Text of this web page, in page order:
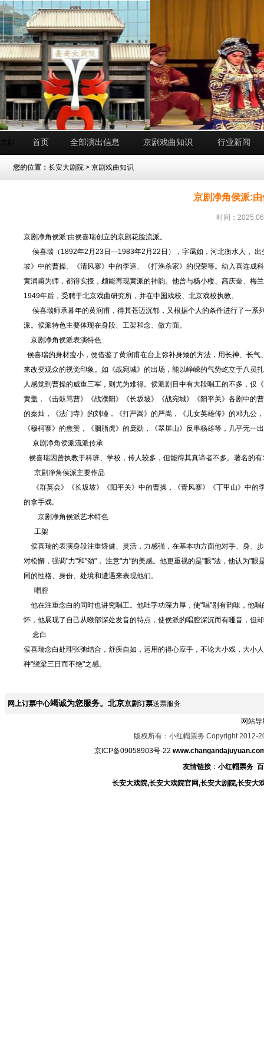
首页 全部演出信息 京剧戏曲知识 行业新闻
您的位置： 长安大剧院 > 京剧戏曲知识
京剧净角侯派:
时间：
京剧净角侯派:由侯喜瑞创立的京剧花脸流派。
侯喜瑞（1892年2月23日—1983年2月22日），字霭如，河北衡水人， 出
坡》中的曹操、《清风寨》中的李逵、《打渔杀家》的倪荣等。幼入喜连成
黄润甫为师，都得实授，颇能再现黄派的神韵。他曾与杨小楼、高庆奎、梅
1949年后，受聘于北京戏曲研究所，并在中国戏校、北京戏校执教。
侯喜瑞师承暮年的黄润甫，得其苍迈沉郁，又根据个人的条件进行了一系
派。侯派特色主要体现在身段、工架和念、做方面。
京剧净角侯派表演特色
侯喜瑞的身材瘦小，便借鉴了黄润甫在台上弥补身矮的方法，用长神、长
来改变观众的视觉印象。如《战宛城》的出场，能以峥嵘的气势屹立于八员
人感觉到曹操的威重三军，则尤为难得。侯派剧目中有大段唱工的不多，仅
黄盖，《击鼓骂曹》《战濮阳》《长坂坡》《战宛城》《阳平关》各剧中的
的秦灿，《法门寺》的刘瑾，《打严嵩》的严嵩，《儿女英雄传》的邓九公
《穆柯寨》的焦赞，《胭脂虎》的庞勋，《翠屏山》反串杨雄等，几乎无一
京剧净角侯派流派传承
侯喜瑞因曾执教于科班、学校，传人较多，但能得其真谛者不多。著名的
京剧净角侯派主要作品
《群英会》《长坂坡》《阳平关》中的曹操，《青风寨》《丁甲山》中的
的拿手戏。
京剧净角侯派艺术特色
工架
侯喜瑞的表演身段注重矫健、灵活，力感强，在基本功方面他对手、身、
对松懈，强调"力"和"劲"， 注意"力"的美感。他更重视的是"眼"法，他认为"
同的性格、身份、处境和遭遇来表现他们。
唱腔
他在注重念白的同时也讲究唱工。他吐字功深力厚，使"唱"别有韵味，他
怀，他展现了自己从喉部深处发音的特点，使侯派的唱腔深沉而有哑音，但
念白
侯喜瑞念白处理张弛结合，舒疾自如，运用的得心应手，不论大小戏，大小
种"绕梁三日而不绝"之感。
网上订票中心竭诚为您服务。北京京剧订票送票服务
网站导
版权所有：小红帽票务 Copyright 2012-
京ICP备09058903号-22
友情链接： 小红帽票务
长安大戏院,长安大戏院官网,长安大剧院,长安大